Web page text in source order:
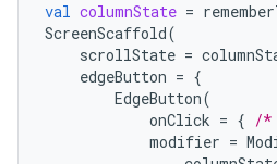
val columnState =
ScreenScaffold(
scrollState =
edgeButton = {
EdgeButton(
onClick = { /*
modifier =